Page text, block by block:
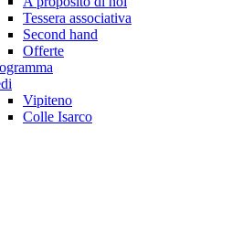
Tessera associativa
Second hand
Offerte
Vipiteno
Colle Isarco